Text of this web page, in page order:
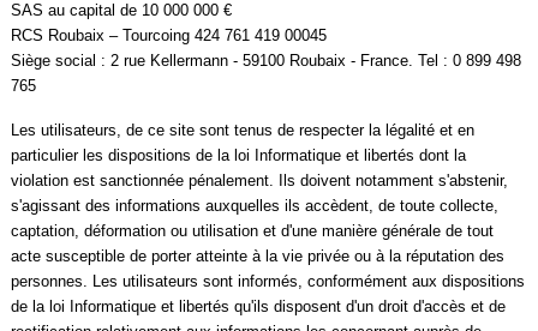
SAS au capital de 10 000 000 €
RCS Roubaix – Tourcoing 424 761 419 00045
Siège social : 2 rue Kellermann - 59100 Roubaix - France. Tel : 0 899 498
765
Les utilisateurs, de ce site sont tenus de respecter la légalité et en
particulier les dispositions de la loi Informatique et libertés dont la
violation est sanctionnée pénalement. Ils doivent notamment s'abstenir,
s'agissant des informations auxquelles ils accèdent, de toute collecte,
captation, déformation ou utilisation et d'une manière générale de tout
acte susceptible de porter atteinte à la vie privée ou à la réputation des
personnes. Les utilisateurs sont informés, conformément aux dispositions
de la loi Informatique et libertés qu'ils disposent d'un droit d'accès et de
Tableau transferts L1
Taille de la police
Contact / Signaler un bug
Recrutement Maxifoot
Mentions légales
site web Maxifoot.fr